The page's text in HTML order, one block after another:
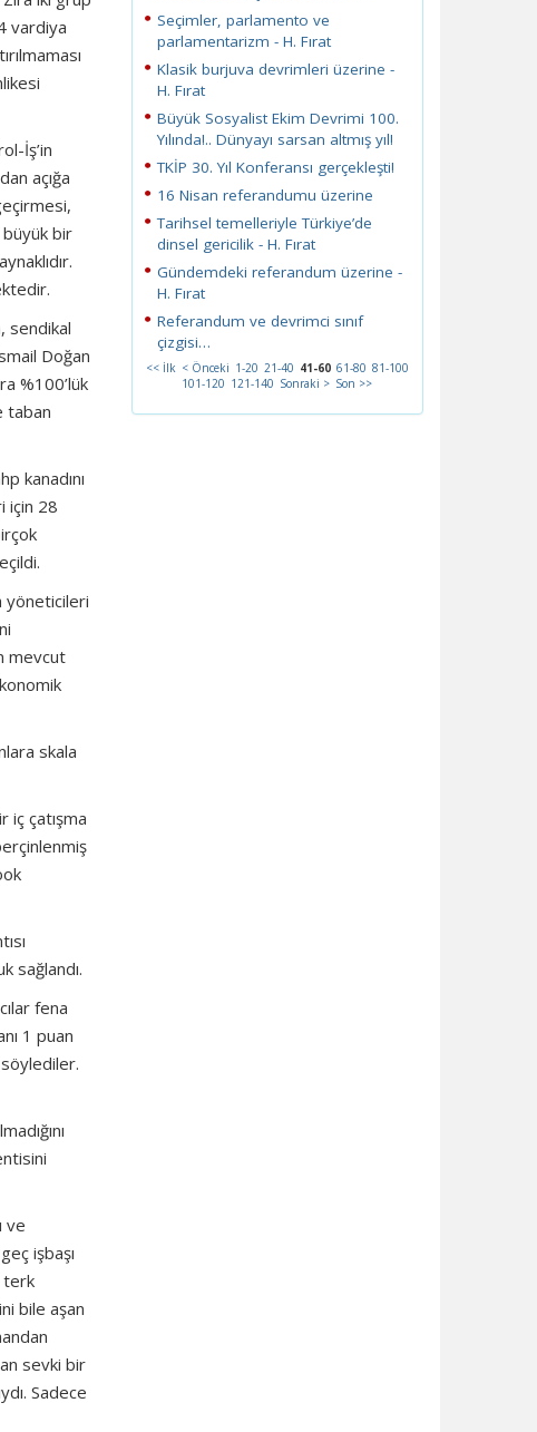
vardiya
İş’in
açığa
büyük bir
sendikal
Doğan
%100’lük
taban
kanadını
için 28
yöneticileri
mevcut
skala
iç çatışma
sağlandı.
fena
1 puan
ve
işbaşı
terk
bile aşan
sevki bir
Sadece
Seçimler, parlamento ve
parlamentarizm - H. Fırat
Klasik burjuva devrimleri üzerine -
H. Fırat
Büyük Sosyalist Ekim Devrimi 100.
Yılında!.. Dünyayı sarsan altmış yıl!
TKİP 30. Yıl Konferansı gerçekleşti!
16 Nisan referandumu üzerine
Tarihsel temelleriyle Türkiye’de
dinsel gericilik - H. Fırat
Gündemdeki referandum üzerine -
H. Fırat
Referandum ve devrimci sınıf
çizgisi…
<< İlk < Önceki 1-20 21-40 41-60 61-80 81-100
101-120 121-140 Sonraki > Son >>